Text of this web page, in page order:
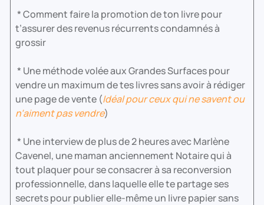
* Comment faire la promotion de ton livre pour
t’assurer des revenus récurrents condamnés à
grossir
* Une méthode volée aux Grandes Surfaces pour
vendre un maximum de tes livres sans avoir à rédiger
une page de vente (Idéal pour ceux qui ne savent ou
n’aiment pas vendre)
* Une interview de plus de 2 heures avec Marlène
Cavenel, une maman anciennement Notaire qui à
tout plaquer pour se consacrer à sa reconversion
professionnelle, dans laquelle elle te partage ses
secrets pour publier elle-même un livre papier sans